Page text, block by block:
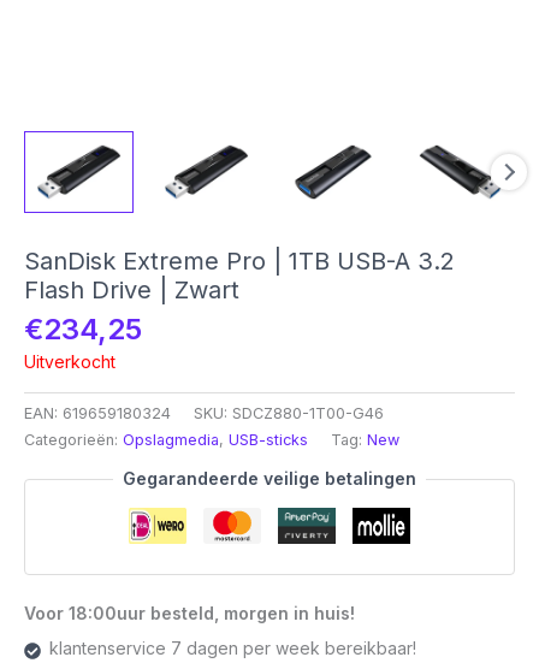
SanDisk Extreme Pro | 1TB USB-A 3.2
Flash Drive | Zwart
€234,25
Uitverkocht
EAN: 619659180324 SKU: SDCZ880-1T00-G46
Categorieën: Opslagmedia, USB-sticks Tag: New
Gegarandeerde veilige betalingen
Voor 18:00uur besteld, morgen in huis!
klantenservice 7 dagen per week bereikbaar!